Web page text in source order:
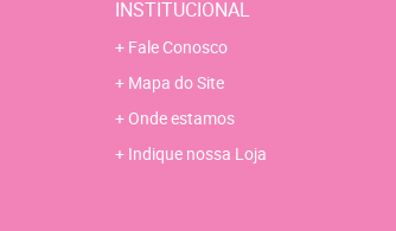
INSTITUCIONAL
Fale Conosco
Mapa do Site
Onde estamos
Indique nossa Loja